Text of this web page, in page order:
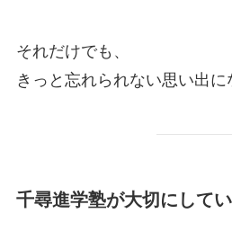
それだけでも、
きっと忘れられない思い出に
千尋進学塾が大切にして